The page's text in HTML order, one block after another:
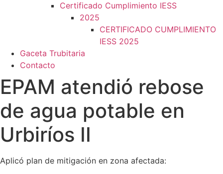
Certificado Cumplimiento IESS
2025
CERTIFICADO CUMPLIMIENTO
IESS 2025
Gaceta Trubitaria
Contacto
EPAM atendió rebose
de agua potable en
Urbiríos II
Aplicó plan de mitigación en zona afectada: